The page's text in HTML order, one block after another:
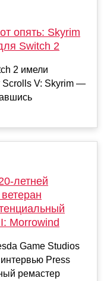
опять: Skyrim
Switch 2
2 имели
Scrolls V: Skyrim —
летней
Morrowind
Game Studios
Press
ремастер